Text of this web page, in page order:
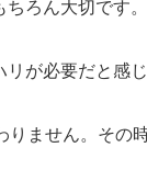
ろん大切です。
が必要だと感じ
りません。その